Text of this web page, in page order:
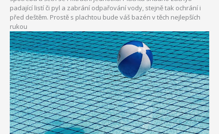
padající listí či pyl a zabrání odpařování vody, stejně tak ochrání i
před deštěm. Prostě s plachtou bude váš bazén v těch nejlepších
rukou